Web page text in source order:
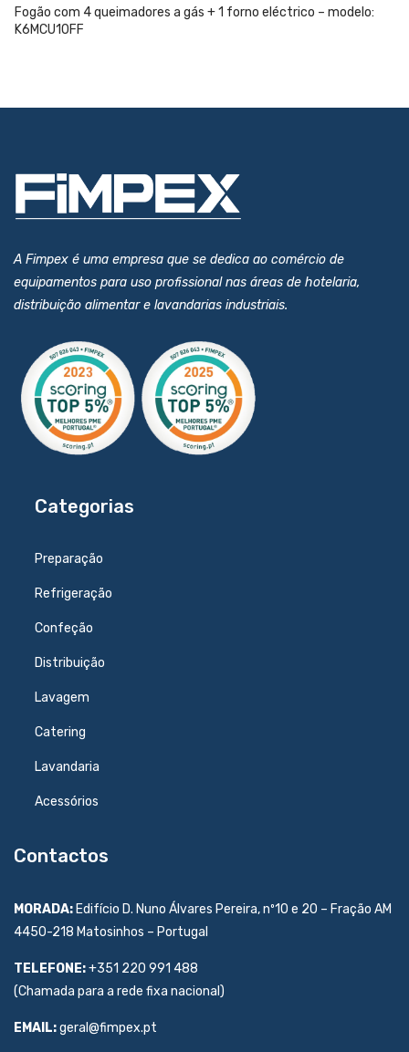
Fogão com 4 queimadores a gás + 1 forno eléctrico – modelo:
K6MCU10FF
A Fimpex é uma empresa que se dedica ao comércio de
equipamentos para uso profissional nas áreas de hotelaria,
distribuição alimentar e lavandarias industriais.
Categorias
Preparação
Refrigeração
Confeção
Distribuição
Lavagem
Catering
Lavandaria
Acessórios
Contactos
MORADA: Edifício D. Nuno Álvares Pereira, nº10 e 20 – Fração AM
4450-218 Matosinhos – Portugal
TELEFONE:+351 220 991 488
(Chamada para a rede fixa nacional)
EMAIL:geral@fimpex.pt